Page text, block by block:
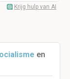
Krijg hulp van AI
en